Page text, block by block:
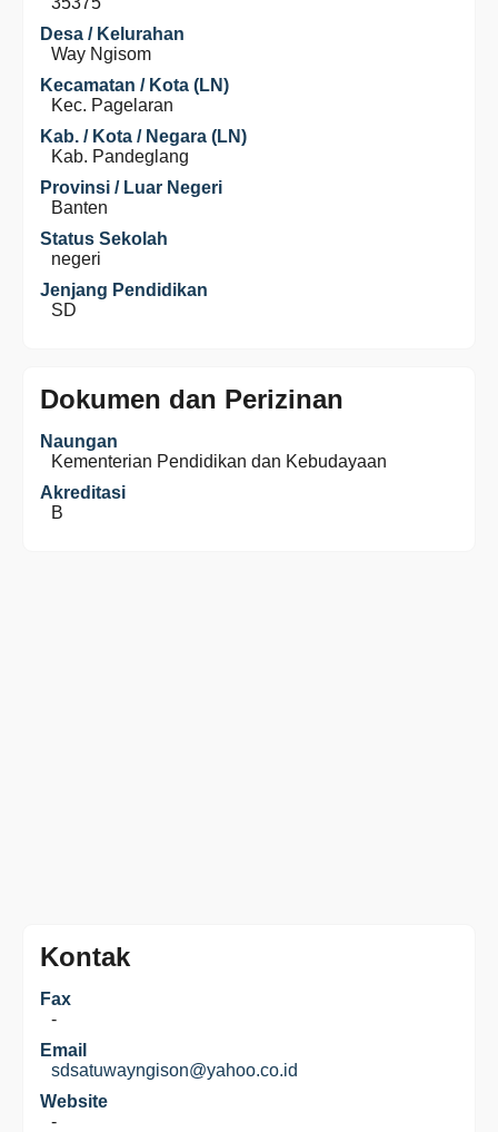
Desa / Kelurahan
Way Ngisom
Kecamatan / Kota (LN)
Kec. Pagelaran
Kab. / Kota / Negara (LN)
Kab. Pandeglang
Provinsi / Luar Negeri
Banten
Status Sekolah
negeri
Jenjang Pendidikan
SD
Dokumen dan Perizinan
Naungan
Kementerian Pendidikan dan Kebudayaan
Akreditasi
B
Kontak
Fax
-
Email
sdsatuwayngison@yahoo.co.id
Website
-